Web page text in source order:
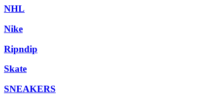
NHL
Nike
Ripndip
Skate
SNEAKERS